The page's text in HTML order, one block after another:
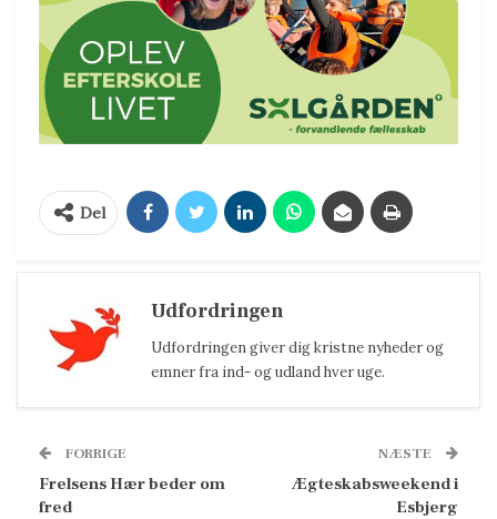
Del
Udfordringen
Udfordringen giver dig kristne nyheder og
emner fra ind- og udland hver uge.
FORRIGE
Frelsens Hær beder om
fred
NÆSTE
Ægteskabsweekend i
Esbjerg